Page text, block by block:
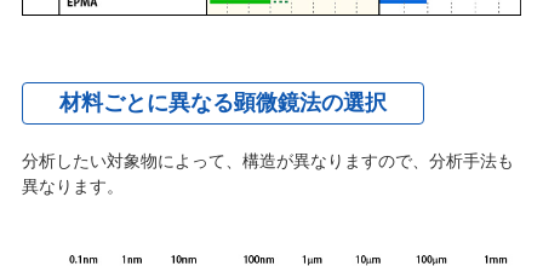
材料ごとに異なる顕微鏡法の選択
分析したい対象物によって、構造が異なりますので、分析手法も
異なります。